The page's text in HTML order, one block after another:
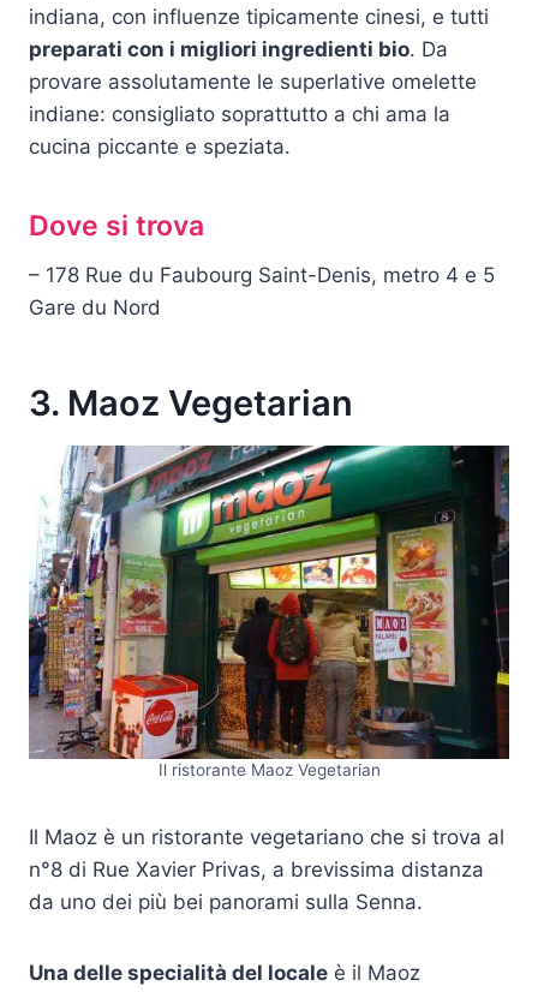
indiana, con influenze tipicamente cinesi, e tutti
preparati con i migliori ingredienti bio. Da
provare assolutamente le superlative omelette
indiane: consigliato soprattutto a chi ama la
cucina piccante e speziata.
Dove si trova
– 178 Rue du Faubourg Saint-Denis, metro 4 e 5
Gare du Nord
3. Maoz Vegetarian
Il ristorante Maoz Vegetarian
Il Maoz è un ristorante vegetariano che si trova al
n°8 di Rue Xavier Privas, a brevissima distanza
da uno dei più bei panorami sulla Senna.
Una delle specialità del locale è il Maoz